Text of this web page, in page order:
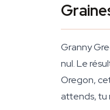
Granny
nul. Le
Oregon,
attends, tu